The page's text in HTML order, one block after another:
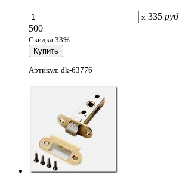
x 335 руб
500
Скидка 33%
Артикул: dk-63776